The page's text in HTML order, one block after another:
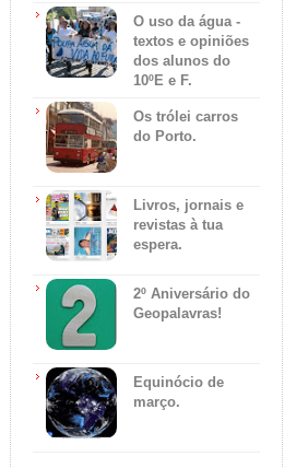
O uso da água -
textos e opiniões
dos alunos do
10ºE e F.
Os trólei carros
do Porto.
Livros, jornais e
revistas à tua
espera.
2º Aniversário do
Geopalavras!
Equinócio de
março.